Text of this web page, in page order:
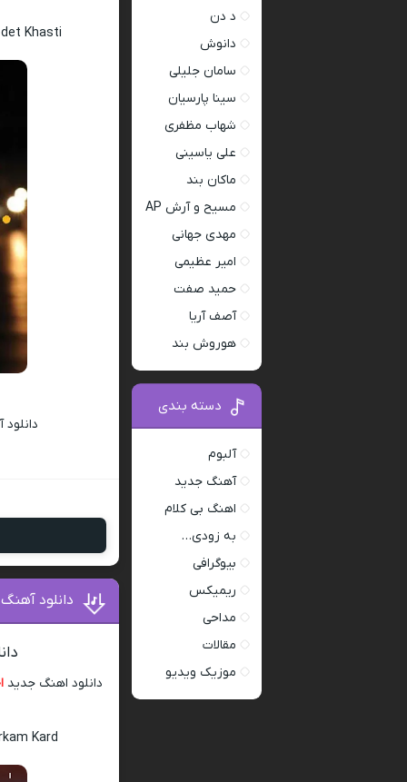
Khasti
دانلود
دانلود اهنگ جدید
Kard
د دن
دانوش
سامان جلیلی
سینا پارسیان
شهاب مظفری
علی یاسینی
ماکان بند
مسیح و آرش AP
مهدی جهانی
امیر عظیمی
حمید صفت
آصف آریا
هوروش بند
دسته بندی
آلبوم
آهنگ جدید
اهنگ بی کلام
به زودی…
بیوگرافی
ریمیکس
مداحی
مقالات
موزیک ویدیو